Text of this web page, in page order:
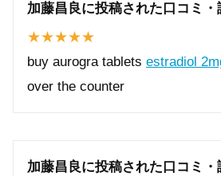
加藤昌良に投稿された口コミ・
buy aurogra tablets estradiol
over the counter
加藤昌良に投稿された口コミ・